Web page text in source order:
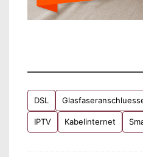
DSL
IPTV Kabelinternet